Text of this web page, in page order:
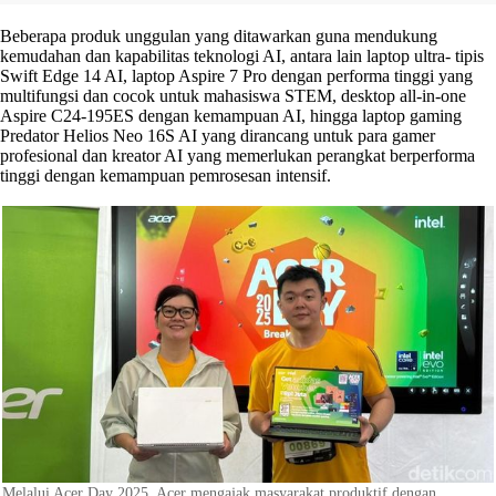
Beberapa produk unggulan yang ditawarkan guna mendukung
kemudahan dan kapabilitas teknologi AI, antara lain laptop ultra- tipis
Swift Edge 14 AI, laptop Aspire 7 Pro dengan performa tinggi yang
multifungsi dan cocok untuk mahasiswa STEM, desktop all-in-one
Aspire C24-195ES dengan kemampuan AI, hingga laptop gaming
Predator Helios Neo 16S AI yang dirancang untuk para gamer
profesional dan kreator AI yang memerlukan perangkat berperforma
tinggi dengan kemampuan pemrosesan intensif.